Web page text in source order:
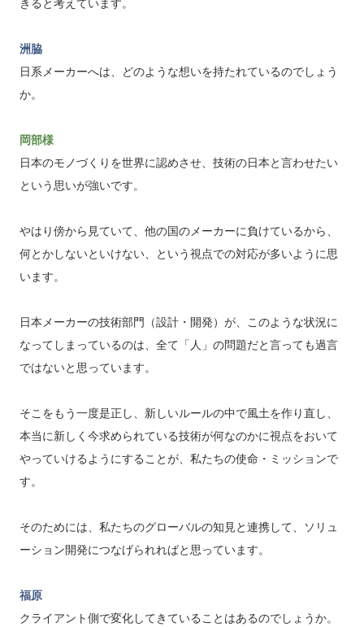
洲脇
日系メーカーへは、どのような想いを持たれているのでしょう
か。
岡部様
日本のモノづくりを世界に認めさせ、技術の日本と言わせたい
という思いが強いです。
やはり傍から見ていて、他の国のメーカーに負けているから、
何とかしないといけない、という視点での対応が多いように思
います。
日本メーカーの技術部門（設計・開発）が、このような状況に
なってしまっているのは、全て「人」の問題だと言っても過言
ではないと思っています。
そこをもう一度是正し、新しいルールの中で風土を作り直し、
本当に新しく今求められている技術が何なのかに視点をおいて
やっていけるようにすることが、私たちの使命・ミッションで
す。
そのためには、私たちのグローバルの知見と連携して、ソリュ
ーション開発につなげられればと思っています。
福原
クライアント側で変化してきていることはあるのでしょうか。